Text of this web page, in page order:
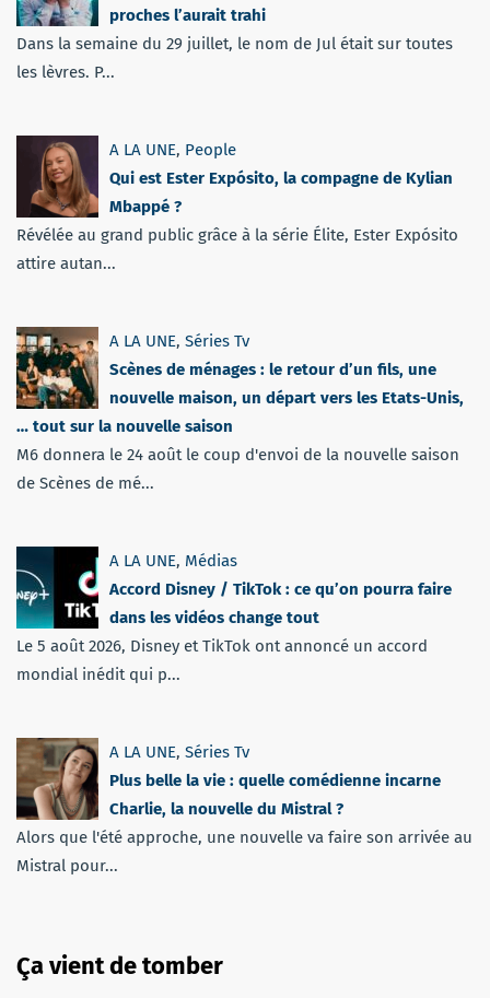
proches l’aurait trahi
Dans la semaine du 29 juillet, le nom de Jul était sur toutes
les lèvres. P...
A LA UNE, People
Qui est Ester Expósito, la compagne de Kylian
Mbappé ?
Révélée au grand public grâce à la série Élite, Ester Expósito
attire autan...
A LA UNE, Séries Tv
Scènes de ménages : le retour d’un fils, une
nouvelle maison, un départ vers les Etats-Unis,
… tout sur la nouvelle saison
M6 donnera le 24 août le coup d'envoi de la nouvelle saison
de Scènes de mé...
A LA UNE, Médias
Accord Disney / TikTok : ce qu’on pourra faire
dans les vidéos change tout
Le 5 août 2026, Disney et TikTok ont annoncé un accord
mondial inédit qui p...
A LA UNE, Séries Tv
Plus belle la vie : quelle comédienne incarne
Charlie, la nouvelle du Mistral ?
Alors que l'été approche, une nouvelle va faire son arrivée au
Mistral pour...
Ça vient de tomber